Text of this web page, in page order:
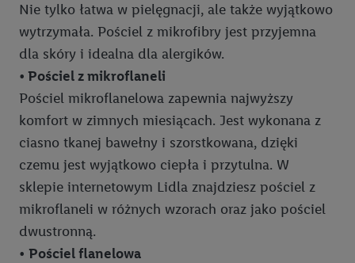
Nie tylko łatwa w pielęgnacji, ale także wyjątkowo
wytrzymała. Pościel z mikrofibry jest przyjemna
dla skóry i idealna dla alergików.
• Pościel z mikroflaneli
Pościel mikroflanelowa zapewnia najwyższy
komfort w zimnych miesiącach. Jest wykonana z
ciasno tkanej bawełny i szorstkowana, dzięki
czemu jest wyjątkowo ciepła i przytulna. W
sklepie internetowym Lidla znajdziesz pościel z
mikroflaneli w różnych wzorach oraz jako pościel
dwustronną.
• Pościel flanelowa